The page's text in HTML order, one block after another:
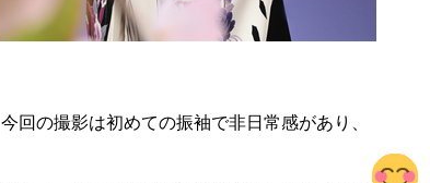
今回の撮影は初めての振袖で非日常感があり、